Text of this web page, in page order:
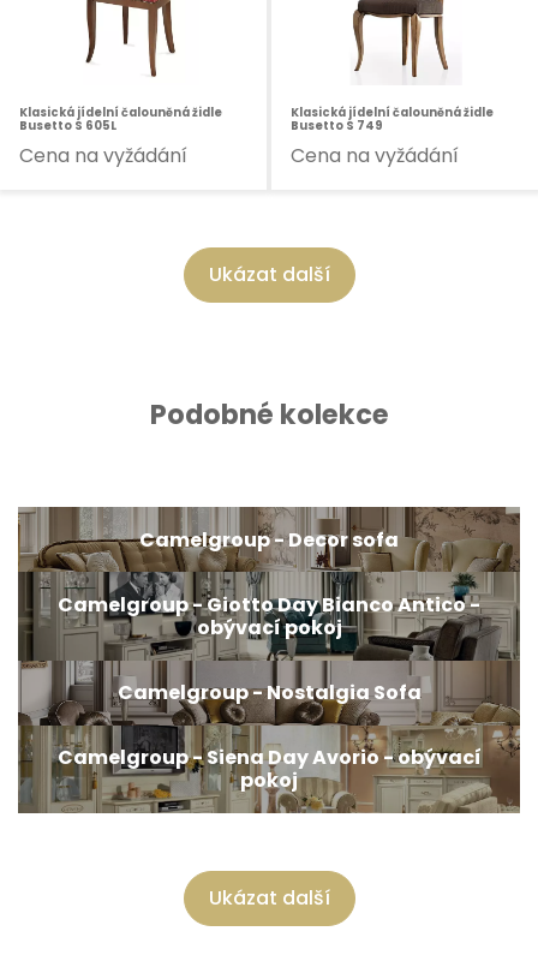
Klasická jídelní čalouněná židle
Busetto S 605L
Cena na vyžádání
Klasická jídelní čalouněná židle
Busetto S 749
Cena na vyžádání
Ukázat další
Podobné kolekce
Camelgroup - Decor sofa
Camelgroup - Giotto Day Bianco Antico -
obývací pokoj
Camelgroup - Nostalgia Sofa
Camelgroup - Siena Day Avorio - obývací
pokoj
Ukázat další